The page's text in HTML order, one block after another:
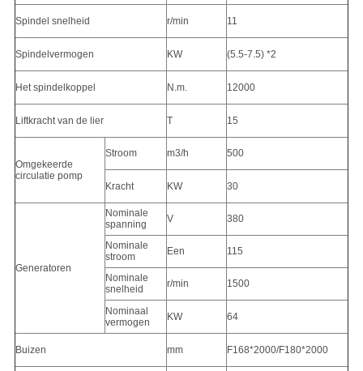
Spindel snelheid r/min 11
Spindelvermogen KW (5.5-7.5) *2
Het spindelkoppel N.m. 12000
Liftkracht van de lier T 15
Omgekeerde
circulatie pomp
Stroom m3/h 500
Kracht KW 30
Generatoren
Nominale
spanning
V 380
Nominale
stroom
Een 115
Nominale
snelheid
r/min 1500
Nominaal
vermogen
KW 64
Buizen mm F168*2000/F180*2000